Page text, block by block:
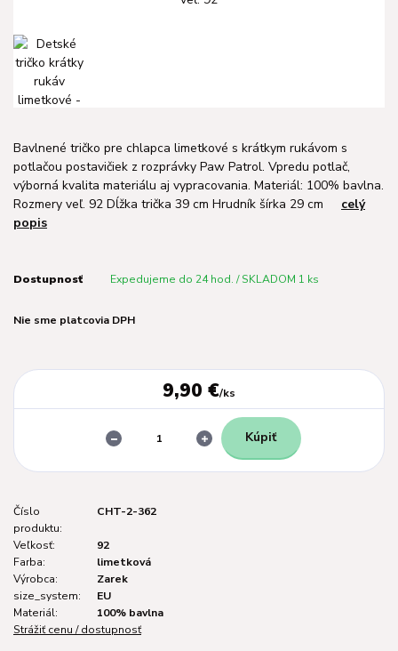
Bavlnené tričko pre chlapca limetkové s krátkym rukávom s
potlačou postavičiek z rozprávky Paw Patrol. Vpredu potlač,
výborná kvalita materiálu aj vypracovania. Materiál: 100% bavlna.
Rozmery veľ. 92 Dĺžka trička 39 cm Hrudník šírka 29 cm celý
popis
Dostupnosť Expedujeme do 24 hod. / SKLADOM 1 ks
Nie sme platcovia DPH
9,90 €/ks
Kúpiť
Číslo
produktu:
CHT-2-362
Veľkosť:
92
Farba:
limetková
Výrobca:
Zarek
size_system:
EU
Materiál:
100% bavlna
Strážiť cenu / dostupnosť